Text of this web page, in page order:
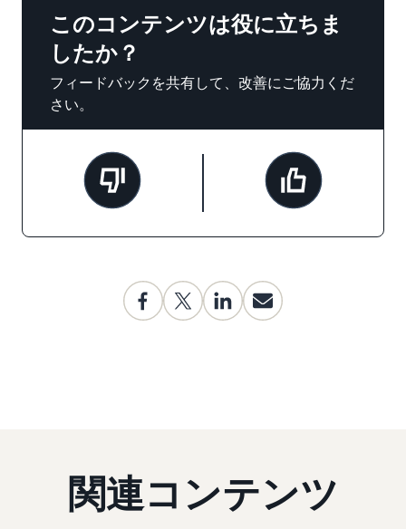
このコンテンツは役に立ちま
したか？
フィードバックを共有して、改善にご協力くだ
さい。
関連コンテンツ